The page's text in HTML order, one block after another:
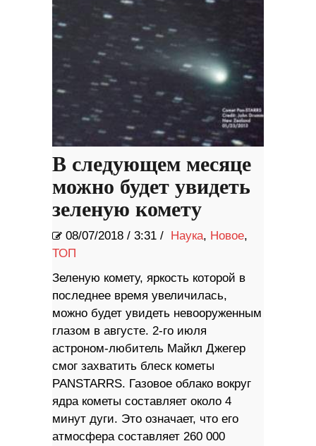
В следующем месяце
можно будет увидеть
зеленую комету
08/07/2018 / 3:31 / Наука, Новое,
ТОП
Зеленую комету, яркость которой в
последнее время увеличилась,
можно будет увидеть невооруженным
глазом в августе. 2-го июля
астроном-любитель Майкл Джегер
смог захватить блеск кометы
PANSTARRS. Газовое облако вокруг
ядра кометы составляет около 4
минут дуги. Это означает, что его
атмосфера составляет 260 000